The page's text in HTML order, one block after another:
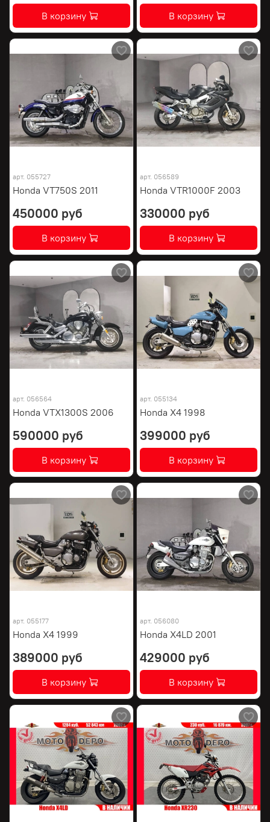
В корзину В корзину
арт. 055727
Honda VT750S 2011
450000 руб
В корзину
арт. 056589
Honda VTR1000F 2003
330000 руб
В корзину
арт. 056564
Honda VTX1300S 2006
590000 руб
В корзину
арт. 055134
Honda X4 1998
399000 руб
В корзину
арт. 055177
Honda X4 1999
389000 руб
В корзину
арт. 056080
Honda X4LD 2001
429000 руб
В корзину